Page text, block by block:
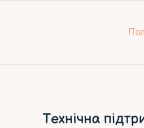
Технічна